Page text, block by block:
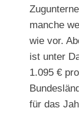
manche
wie vor.
ist unter
1.095 €
für das